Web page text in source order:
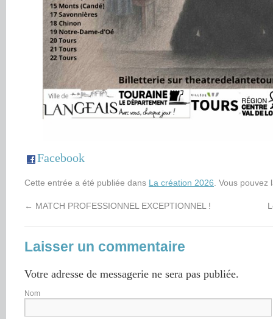
Facebook
Cette entrée a été publiée dans La création 2026 . Vous
← MATCH PROFESSIONNEL EXCEPTIONNEL !
Laisser un commentaire
Votre adresse de messagerie ne sera pas publiée.
Nom